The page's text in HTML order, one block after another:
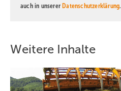
auch in unserer Datenschutzerklärung.
Weitere Inhalte